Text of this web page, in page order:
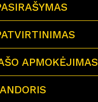
APMOKĖJIMAS